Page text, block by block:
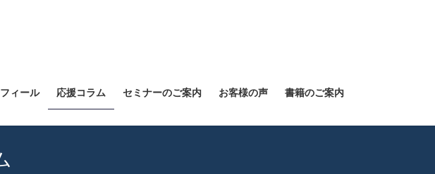
ィール 応援コラム セミナーのご案内 お客様の声 書籍のご案内